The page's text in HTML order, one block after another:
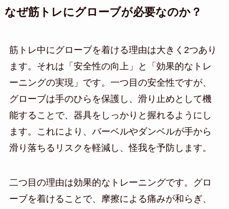
なぜ筋トレにグローブが必要なのか？
筋トレ中にグローブを着ける理由は大きく2つあり
ます。それは「安全性の向上」と「効果的なトレ
ーニングの実現」です。一つ目の安全性ですが、
グローブは手のひらを保護し、滑り止めとして機
能することで、器具をしっかりと握れるようにし
ます。これにより、バーベルやダンベルが手から
滑り落ちるリスクを軽減し、怪我を予防します。
二つ目の理由は効果的なトレーニングです。グロ
ーブを着けることで、摩擦による痛みが和らぎ、